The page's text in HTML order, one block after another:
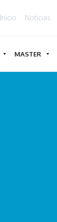
Inicio Noticias
MASTER